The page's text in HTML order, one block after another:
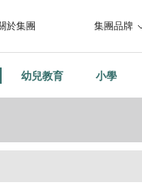
於集團 集團品牌
幼兒教育 小學